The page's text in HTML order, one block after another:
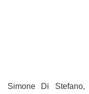
Simone Di